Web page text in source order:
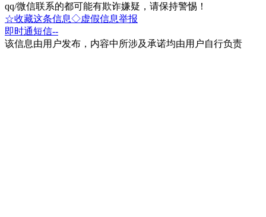
qq/微信联系的都可能有欺诈嫌疑，请保持警惕！
☆收藏这条信息◇虚假信息举报
即时通短信--
该信息由用户发布，内容中所涉及承诺均由用户自行负责